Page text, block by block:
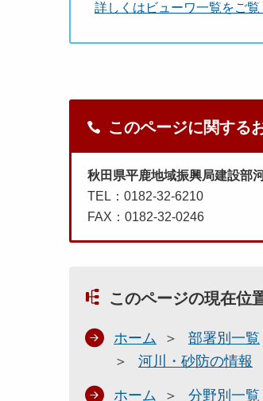
詳しくはビューワ一覧をご覧
このページに関する
秋田県平鹿地域振興局建設部
TEL：0182-32-6210
FAX：0182-32-0246
このページの現在位
ホーム 部署別一覧
河川・砂防の情報
ホーム 分野別一覧